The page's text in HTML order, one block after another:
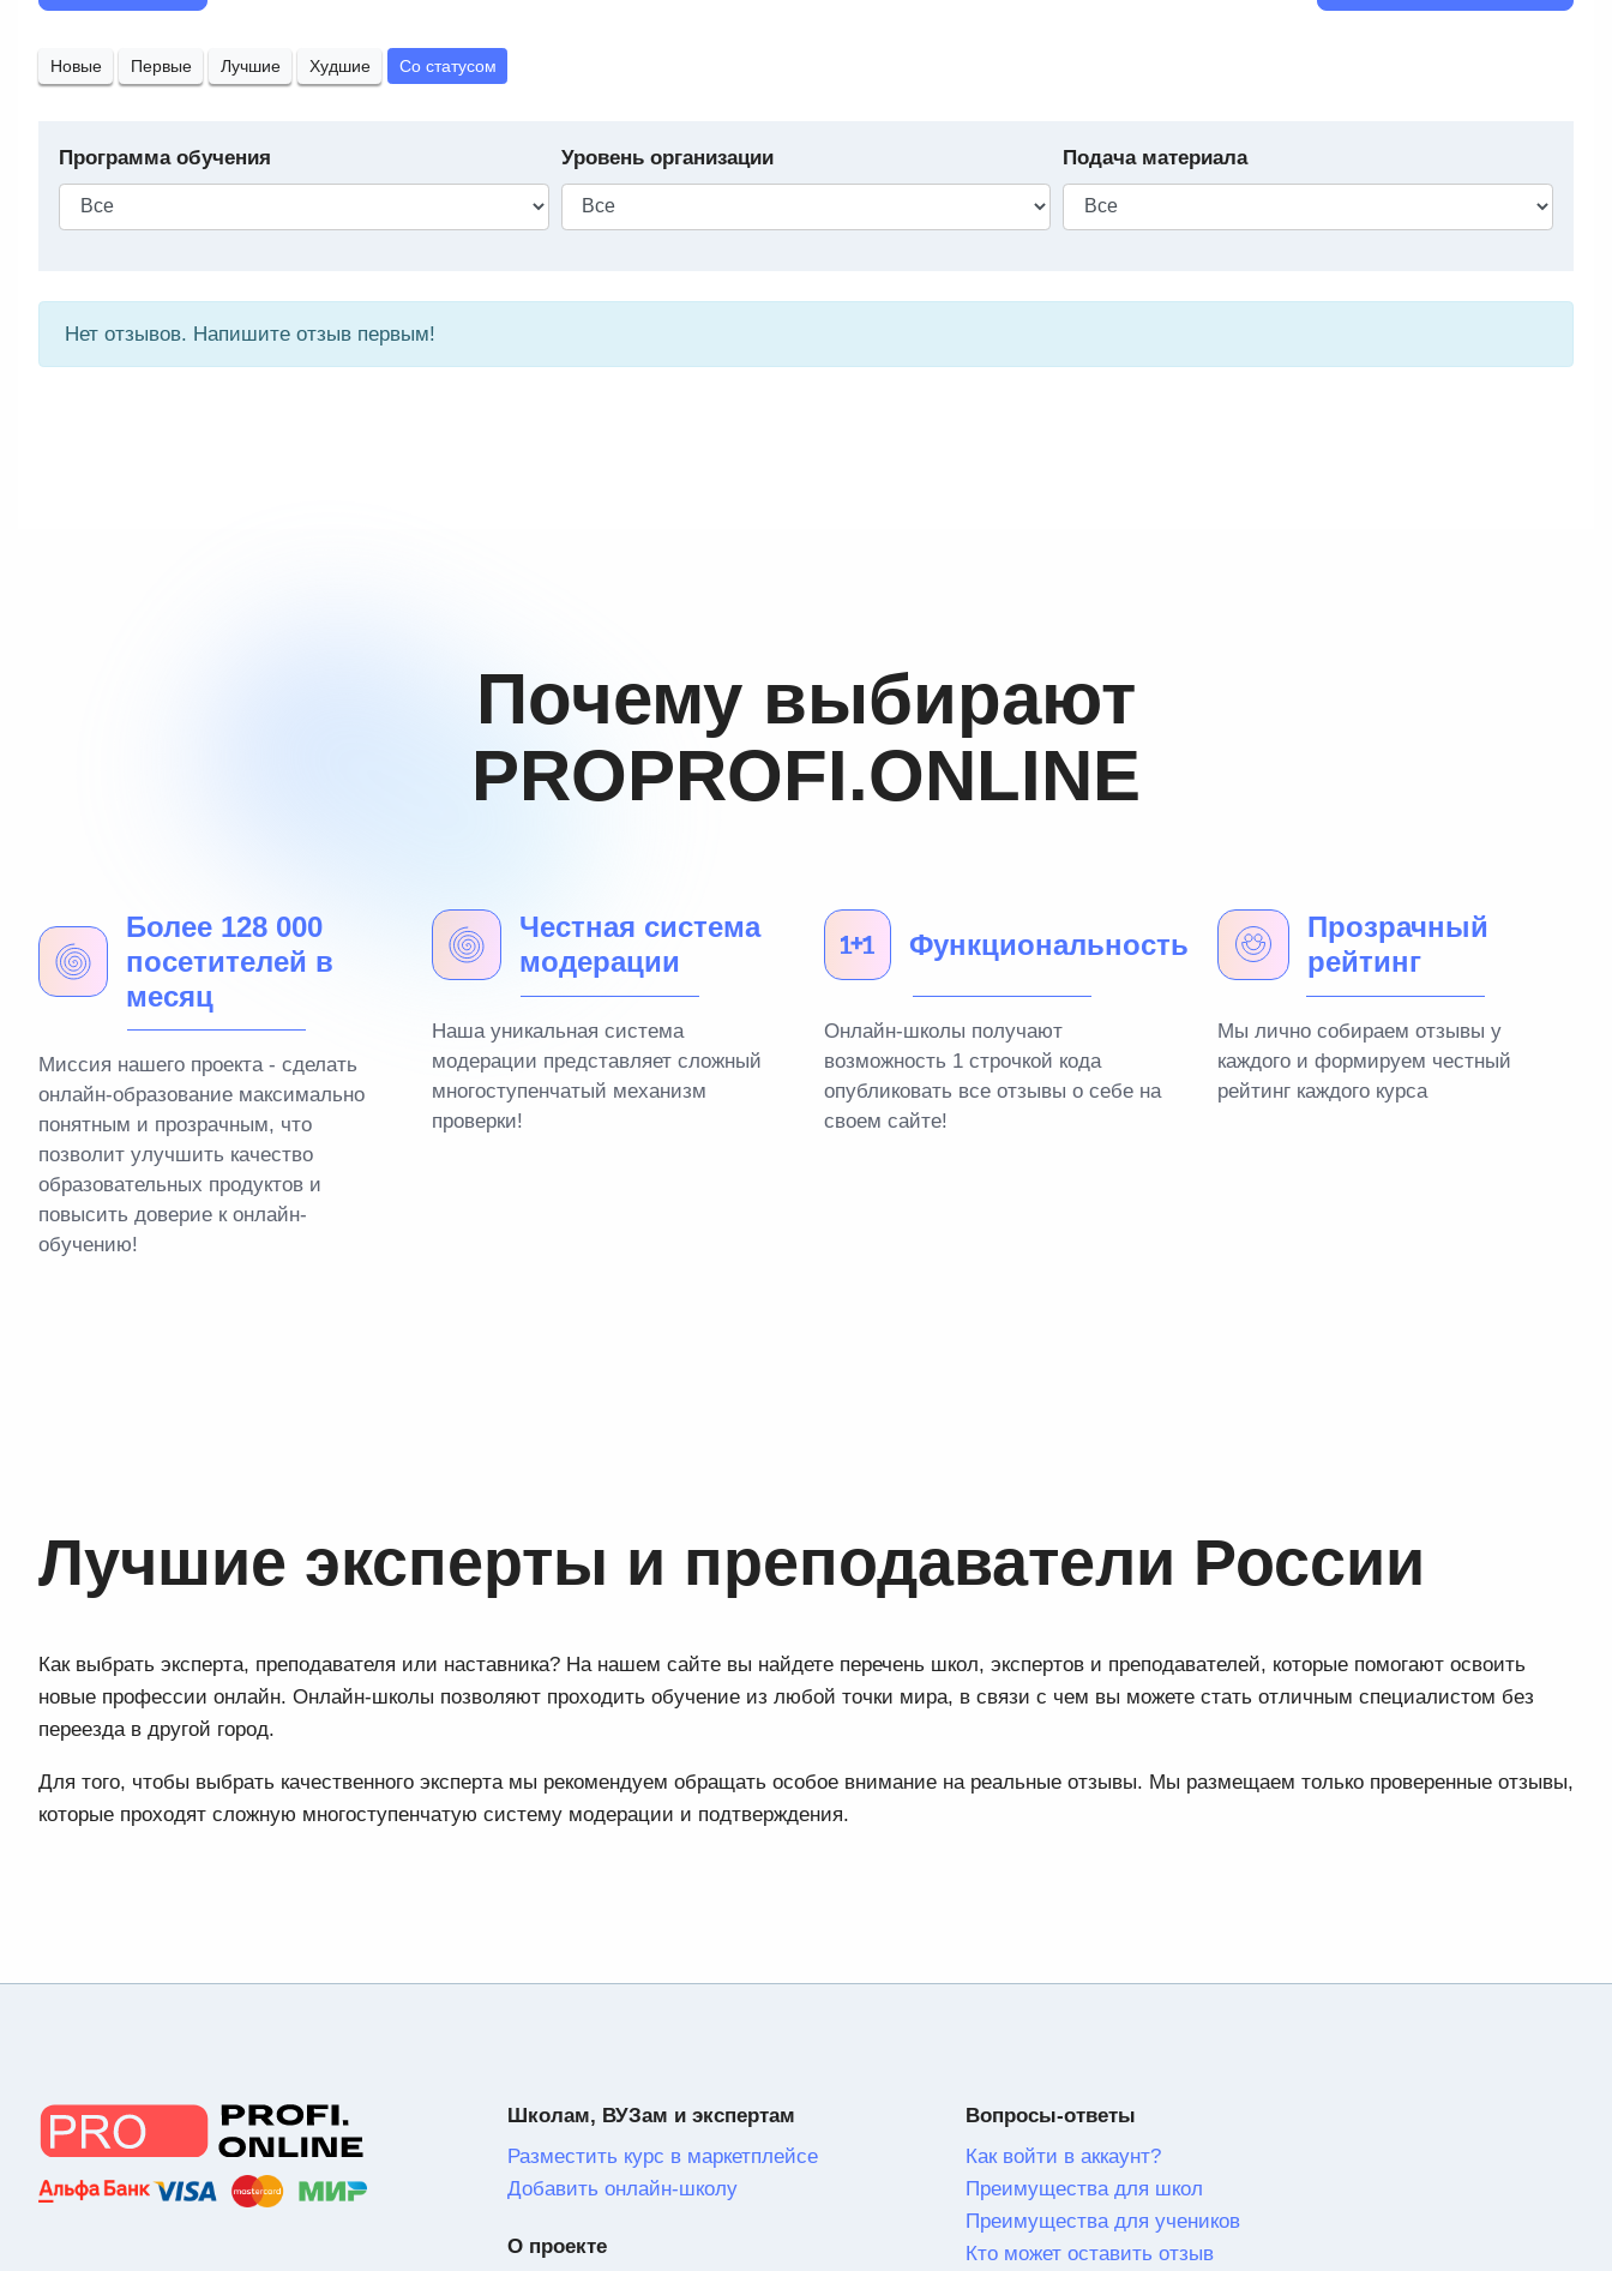
Новые Первые Лучшие Худшие Со статусом
Программа обучения Уровень организации Подача материала
Нет отзывов. Напишите отзыв первым!
Почему выбирают
PROPROFI.ONLINE
Более 128 000
посетителей в
месяц
Миссия нашего проекта - сделать
онлайн-образование максимально
понятным и прозрачным, что
позволит улучшить качество
образовательных продуктов и
повысить доверие к онлайн-
обучению!
Честная система
модерации
Наша уникальная система
модерации представляет сложный
многоступенчатый механизм
проверки!
Функциональность
Онлайн-школы получают
возможность 1 строчкой кода
опубликовать все отзывы о себе на
своем сайте!
Прозрачный
рейтинг
Мы лично собираем отзывы у
каждого и формируем честный
рейтинг каждого курса
Лучшие эксперты и преподаватели России
Как выбрать эксперта, преподавателя или наставника? На нашем сайте вы найдете перечень школ, экспертов и преподавателей, которые помогают освоить
новые профессии онлайн. Онлайн-школы позволяют проходить обучение из любой точки мира, в связи с чем вы можете стать отличным специалистом без
переезда в другой город.
Для того, чтобы выбрать качественного эксперта мы рекомендуем обращать особое внимание на реальные отзывы. Мы размещаем только проверенные отзывы,
которые проходят сложную многоступенчатую систему модерации и подтверждения.
Школам, ВУЗам и экспертам
Разместить курс в маркетплейсе
Добавить онлайн-школу
О проекте
Вопросы-ответы
Как войти в аккаунт?
Преимущества для школ
Преимущества для учеников
Кто может оставить отзыв